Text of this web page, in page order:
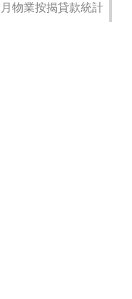
物業按揭貸款統計